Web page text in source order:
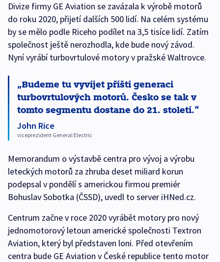
Divize firmy GE Aviation se zavázala k výrobě motorů
do roku 2020, přijetí dalších 500 lidí. Na celém systému
by se mělo podle Riceho podílet na 3,5 tisíce lidí. Zatím
společnost ještě nerozhodla, kde bude nový závod.
Nyní vyrábí turbovrtulové motory v pražské Waltrovce.
Budeme tu vyvíjet příští generaci
turbovrtulových motorů. Česko se tak v
tomto segmentu dostane do 21. století.
John Rice
viceprezident General Electric
Memorandum o výstavbě centra pro vývoj a výrobu
leteckých motorů za zhruba deset miliard korun
podepsal v pondělí s americkou firmou premiér
Bohuslav Sobotka (ČSSD), uvedl to server iHNed.cz.
Centrum začne v roce 2020 vyrábět motory pro nový
jednomotorový letoun americké společnosti Textron
Aviation, který byl představen loni. Před otevřením
centra bude GE Aviation v České republice tento motor